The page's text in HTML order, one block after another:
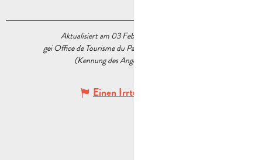
Aktualisiert am 03 Februar 2026 Um 17:10
gei Office de Tourisme du Pays d’Aubagne et de l’Étoile
(Kennung des Angebots :
Einen Irrtum angeben